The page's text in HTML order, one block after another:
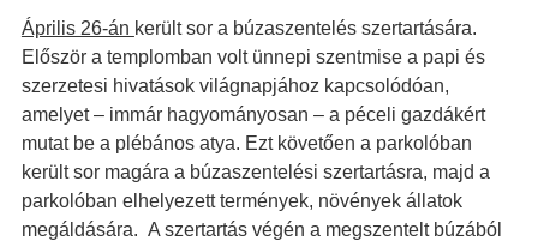
Április 26-án került sor a búzaszentelés szertartására.
Először a templomban volt ünnepi szentmise a papi és
szerzetesi hivatások világnapjához kapcsolódóan,
amelyet – immár hagyományosan – a péceli gazdákért
mutat be a plébános atya. Ezt követően a parkolóban
került sor magára a búzaszentelési szertartásra, majd a
parkolóban elhelyezett termények, növények állatok
megáldására. A szertartás végén a megszentelt búzából